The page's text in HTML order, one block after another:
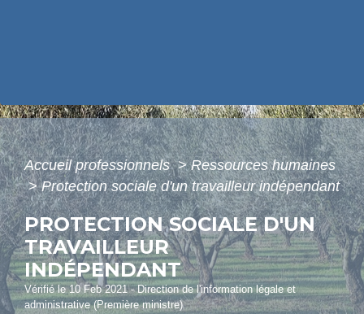
Accueil professionnels> Ressources humaines
> Protection sociale d'un travailleur indépendant
PROTECTION SOCIALE D'UN
TRAVAILLEUR
INDÉPENDANT
Vérifié le 10 Feb 2021 - Direction de l'information légale et
administrative (Première ministre)